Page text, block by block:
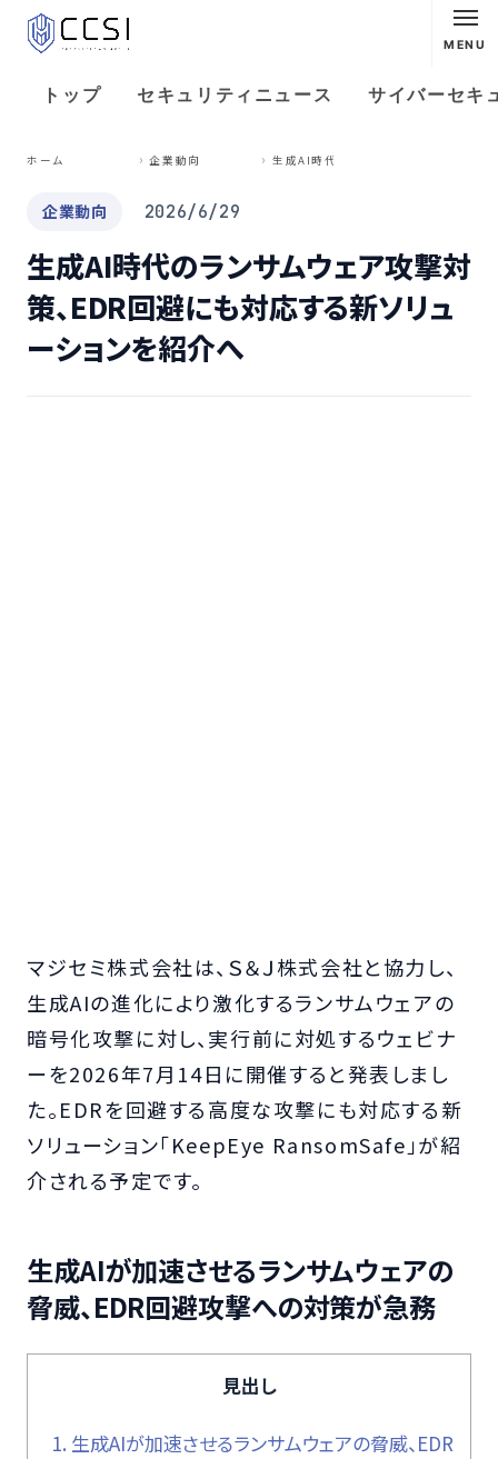
MENU
トップ セキュリティニュース サイバーセキ
ホーム 企業動向
企業動向 2026/6/29
生成AI時代のランサムウェア攻撃対
策、EDR回避にも対応する新ソリュ
ーションを紹介へ
マジセミ株式会社は、Ｓ＆Ｊ株式会社と協力し、
生成AIの進化により激化するランサムウェアの
暗号化攻撃に対し、実行前に対処するウェビナ
ーを2026年7月14日に開催すると発表しまし
た。EDRを回避する高度な攻撃にも対応する新
ソリューション「KeepEye RansomSafe」が紹
介される予定です。
生成AIが加速させるランサムウェアの
脅威、EDR回避攻撃への対策が急務
見出し
1. 生成AIが加速させるランサムウェアの脅威、EDR